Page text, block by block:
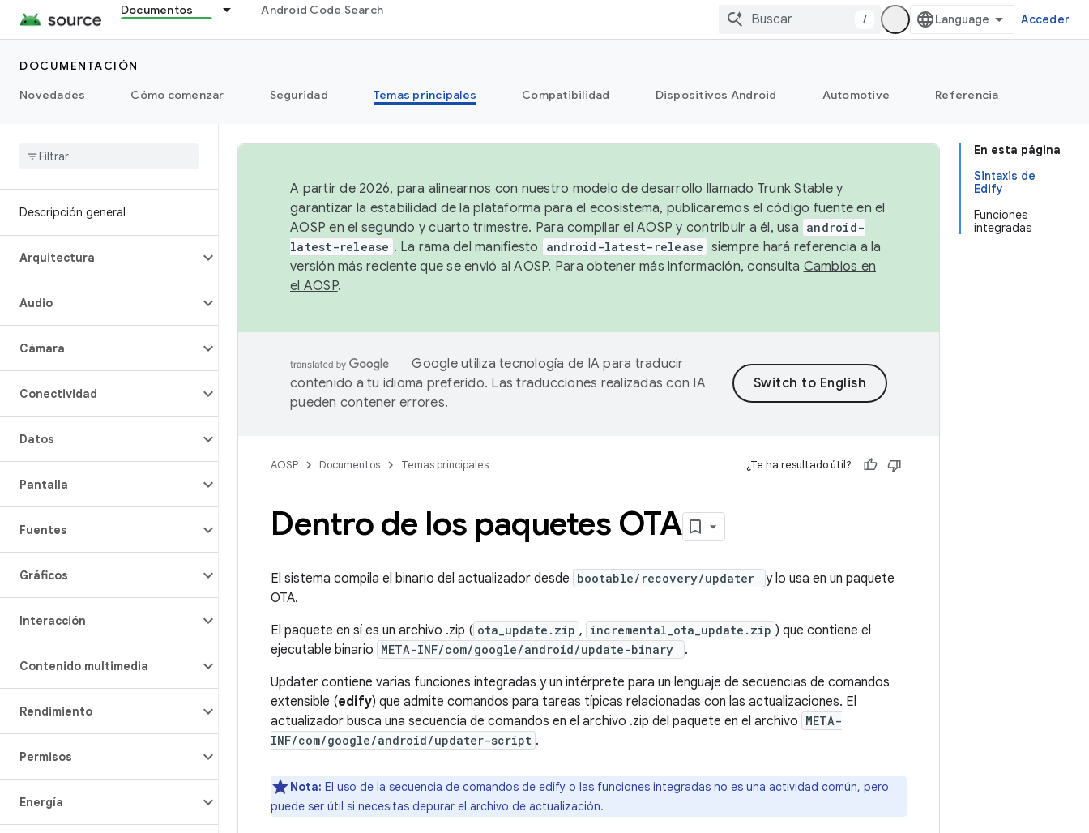
Documentos Android Code Search
/ Acceder
DOCUMENTACIÓN
Novedades
Cómo comenzar Seguridad Temas principales Compatibilidad Dispositivos Android Automotive Referencia
Descripción general
Arquitectura
Audio
Cámara
Conectividad
Datos
Pantalla
Fuentes
Gráficos
Interacción
Contenido multimedia
Rendimiento
Permisos
Energía
En esta página
Sintaxis de
Edify
Funciones
integradas
A partir de 2026, para alinearnos con nuestro modelo de desarrollo llamado Trunk Stable y
garantizar la estabilidad de la plataforma para el ecosistema, publicaremos el código fuente en el
AOSP en el segundo y cuarto trimestre. Para compilar el AOSP y contribuir a él, usa android-
latest-release . La rama del manifiesto android-latest-release siempre hará referencia a la
versión más reciente que se envió al AOSP. Para obtener más información, consulta Cambios en
el AOSP.
Google utiliza tecnología de IA para traducir
contenido a tu idioma preferido. Las traducciones realizadas con IA
pueden contener errores.
AOSP Documentos Temas principales ¿Te ha resultado útil?
Dentro de los paquetes OTA
El sistema compila el binario del actualizador desde bootable/recovery/updater
y lo usa en un paquete
OTA.
El paquete en sí es un archivo .zip ( ota_update.zip , incremental_ota_update.zip ) que contiene el
ejecutable binario META-INF/com/google/android/update-binary
.
Updater contiene varias funciones integradas y un intérprete para un lenguaje de secuencias de comandos
extensible (edify) que admite comandos para tareas típicas relacionadas con las actualizaciones. El
actualizador busca una secuencia de comandos en el archivo .zip del paquete en el archivo META-
INF/com/google/android/updater-script .
Nota: El uso de la secuencia de comandos de edify o las funciones integradas no es una actividad común, pero
puede ser útil si necesitas depurar el archivo de actualización.